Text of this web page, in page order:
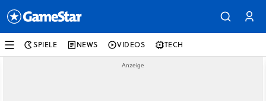
SPIELE NEWS VIDEOS TECH